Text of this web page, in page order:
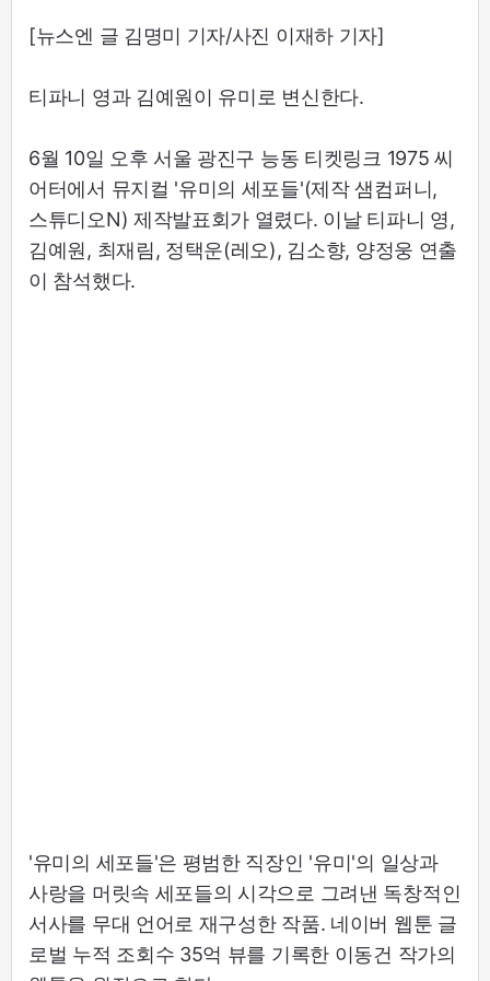
[뉴스엔 글 김명미 기자/사진 이재하 기자]
티파니 영과 김예원이 유미로 변신한다.
6월 10일 오후 서울 광진구 능동 티켓링크 1975 씨
어터에서 뮤지컬 '유미의 세포들'(제작 샘컴퍼니,
스튜디오N) 제작발표회가 열렸다. 이날 티파니 영,
김예원, 최재림, 정택운(레오), 김소향, 양정웅 연출
이 참석했다.
'유미의 세포들'은 평범한 직장인 '유미'의 일상과
사랑을 머릿속 세포들의 시각으로 그려낸 독창적인
서사를 무대 언어로 재구성한 작품. 네이버 웹툰 글
로벌 누적 조회수 35억 뷰를 기록한 이동건 작가의